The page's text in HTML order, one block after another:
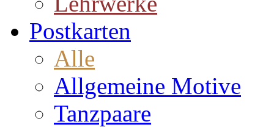
Postkarten
Alle
Allgemeine Motive
Tanzpaare